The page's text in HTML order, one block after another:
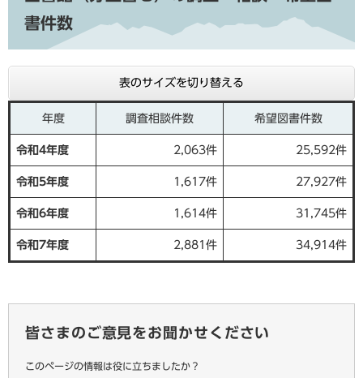
書件数
表のサイズを切り替える
年度 調査相談件数 希望図書件数
令和4年度 2,063件 25,592件
令和5年度 1,617件 27,927件
令和6年度 1,614件 31,745件
令和7年度 2,881件 34,914件
皆さまのご意見をお聞かせください
このページの情報は役に立ちましたか？